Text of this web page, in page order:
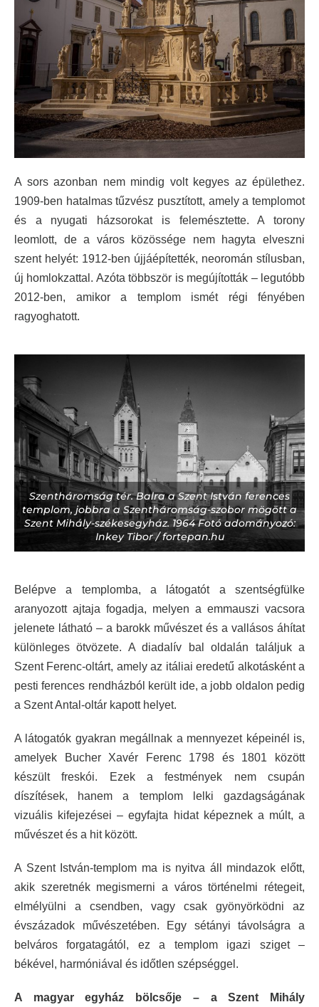
A sors azonban nem mindig volt kegyes az épülethez.
1909-ben hatalmas tűzvész pusztított, amely a templomot
és a nyugati házsorokat is felemésztette. A torony
leomlott, de a város közössége nem hagyta elveszni
szent helyét: 1912-ben újjáépítették, neoromán stílusban,
új homlokzattal. Azóta többször is megújították – legutóbb
2012-ben, amikor a templom ismét régi fényében
ragyoghatott.
Szentháromság tér. Balra a Szent István ferences
templom, jobbra a Szentháromság-szobor mögött a
Szent Mihály-székesegyház. 1964 Fotó adományozó:
Inkey Tibor / fortepan.hu
Belépve a templomba, a látogatót a szentségfülke
aranyozott ajtaja fogadja, melyen a emmauszi vacsora
jelenete látható – a barokk művészet és a vallásos áhítat
különleges ötvözete. A diadalív bal oldalán találjuk a
Szent Ferenc-oltárt, amely az itáliai eredetű alkotásként a
pesti ferences rendházból került ide, a jobb oldalon pedig
a Szent Antal-oltár kapott helyet.
A látogatók gyakran megállnak a mennyezet képeinél is,
amelyek Bucher Xavér Ferenc 1798 és 1801 között
készült freskói. Ezek a festmények nem csupán
díszítések, hanem a templom lelki gazdagságának
vizuális kifejezései – egyfajta hidat képeznek a múlt, a
művészet és a hit között.
A Szent István-templom ma is nyitva áll mindazok előtt,
akik szeretnék megismerni a város történelmi rétegeit,
elmélyülni a csendben, vagy csak gyönyörködni az
évszázadok művészetében. Egy sétányi távolságra a
belváros forgatagától, ez a templom igazi sziget –
békével, harmóniával és időtlen szépséggel.
A magyar egyház bölcsője – a Szent Mihály